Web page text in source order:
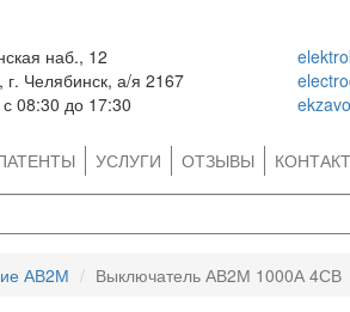
наб., 12
Челябинск, а/я 2167
08:30 до 17:30
УСЛУГИ ОТЗЫВЫ
АВ2М Выключатель АВ2М 1000А 4СВ